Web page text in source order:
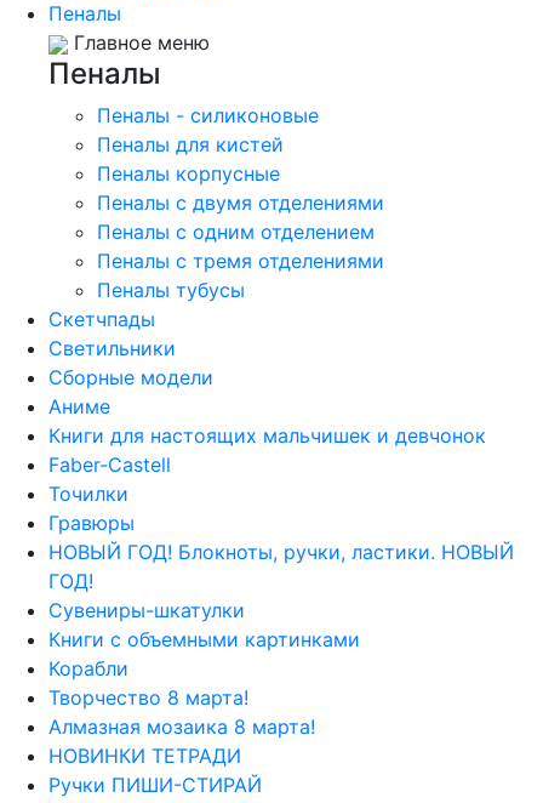
Пеналы
Главное меню
Пеналы
Пеналы - силиконовые
Пеналы для кистей
Пеналы корпусные
Пеналы с двумя отделениями
Пеналы с одним отделением
Пеналы с тремя отделениями
Пеналы тубусы
Скетчпады
Светильники
Сборные модели
Аниме
Книги для настоящих мальчишек и девчонок
Faber-Castell
Точилки
Гравюры
НОВЫЙ ГОД! Блокноты, ручки, ластики. НОВЫЙ
ГОД!
Сувениры-шкатулки
Книги с объемными картинками
Корабли
Творчество 8 марта!
Алмазная мозаика 8 марта!
НОВИНКИ ТЕТРАДИ
Ручки ПИШИ-СТИРАЙ